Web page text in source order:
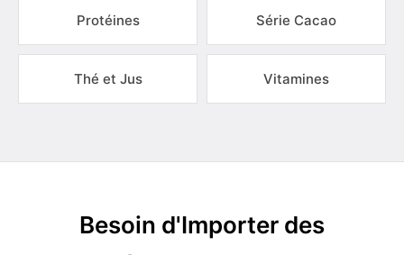
Protéines Série Cacao
Thé et Jus Vitamines
Besoin d'Importer des